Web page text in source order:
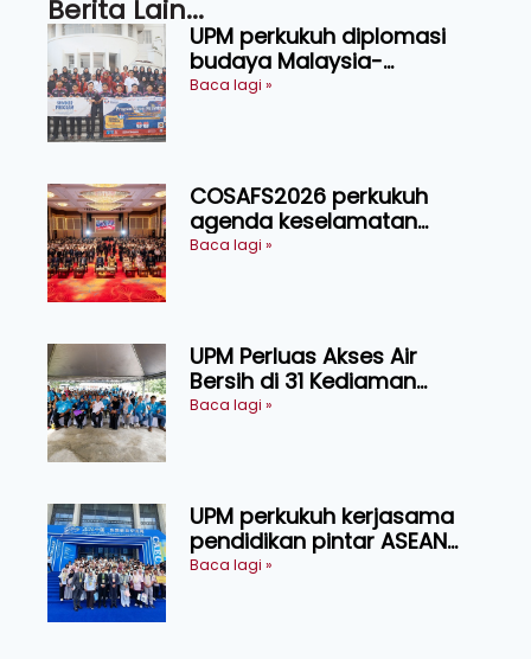
Berita Lain...
UPM perkukuh diplomasi
budaya Malaysia-
Indonesia melalui Narasi
Baca lagi »
COSAFS2026 perkukuh
agenda keselamatan
makanan, AgriHub pacu
Baca lagi »
UPM Perluas Akses Air
Bersih di 31 Kediaman
Orang Asli Tasik Chini
Baca lagi »
UPM perkukuh kerjasama
pendidikan pintar ASEAN
menerusi lawatan rasmi ke
Baca lagi »